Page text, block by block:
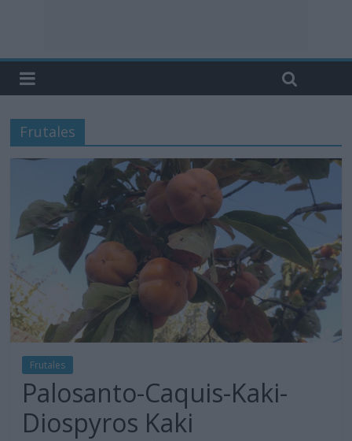
Frutales
Frutales
Palosanto-Caquis-Kaki-
Diospyros Kaki